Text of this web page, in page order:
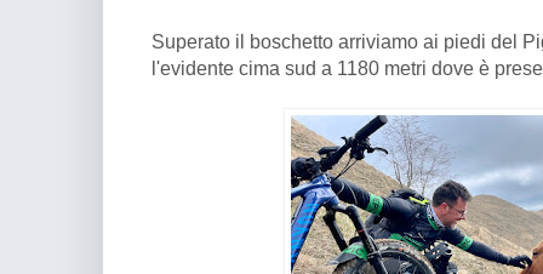
Superato il boschetto arriviamo ai piedi del
l'evidente cima sud a 1180 metri dove è